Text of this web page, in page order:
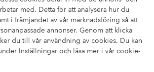
med. Detta för att analysera hur du
i främjandet av vår marknadsföring så att
annonser. Genom att klicka
du till vår användning av cookies. Du kan
Inställningar och läsa mer i vår cookie-